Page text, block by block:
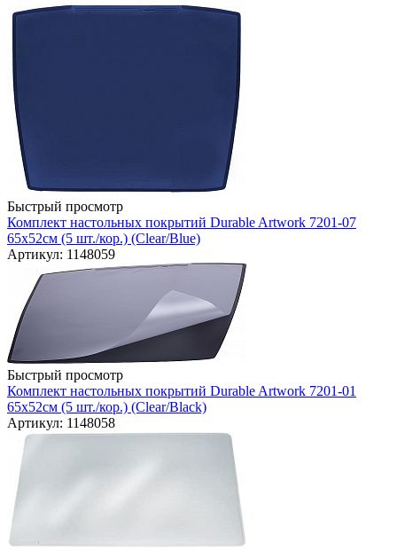
Быстрый просмотр
Комплект настольных покрытий Durable Artwork 7201-07
65х52см (5 шт./кор.) (Clear/Blue)
Артикул: 1148059
Быстрый просмотр
Комплект настольных покрытий Durable Artwork 7201-01
65х52см (5 шт./кор.) (Clear/Black)
Артикул: 1148058